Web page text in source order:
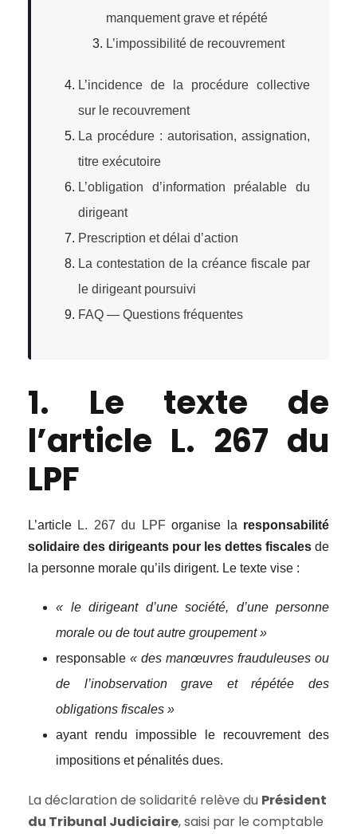
manquement grave et répété
L’impossibilité de recouvrement
L’incidence de la procédure collective
sur le recouvrement
La procédure : autorisation, assignation,
titre exécutoire
L’obligation d’information préalable du
dirigeant
Prescription et délai d’action
La contestation de la créance fiscale par
le dirigeant poursuivi
FAQ — Questions fréquentes
1. Le texte de
l’article L. 267 du
LPF
L’article L. 267 du LPForganise la responsabilité
solidaire des dirigeants pour les dettes fiscales de
la personne morale qu’ils dirigent. Le texte vise :
« le dirigeant d’une société, d’une personne
morale ou de tout autre groupement »
responsable « des manœuvres frauduleuses ou
de l’inobservation grave et répétée des
obligations fiscales »
ayant rendu impossible le recouvrement des
impositions et pénalités dues.
La déclaration de solidarité relève du Président
du Tribunal Judiciaire, saisi par le comptable